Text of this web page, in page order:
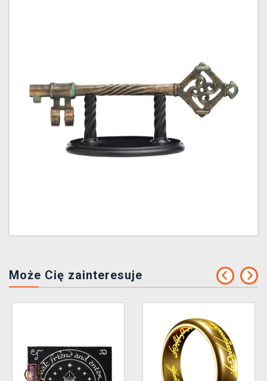
Może Cię zainteresuje